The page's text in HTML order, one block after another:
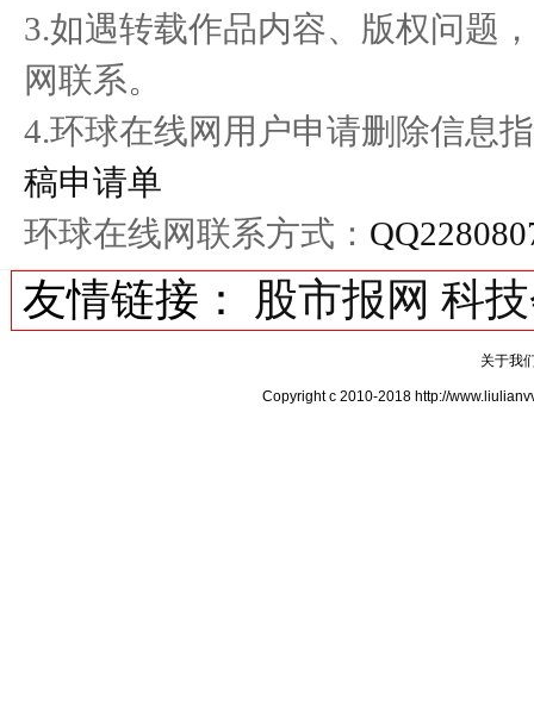
3.如遇转载作品内容、版权问题
网联系。
4.环球在线网用户申请删除信息
稿申请单
环球在线网联系方式：
友情链接： 股市报网 科
关于我
Copyright c 2010-2018 http://